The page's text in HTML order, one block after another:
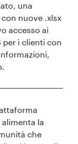
una
nuove .xlsx
accesso ai
per i clienti con
la
che